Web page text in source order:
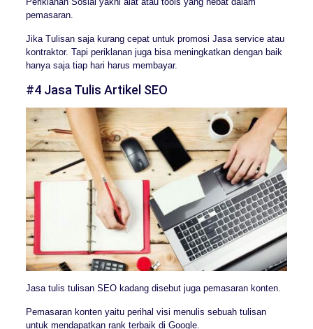
pemasaran.
Jika Tulisan saja kurang cepat untuk promosi Jasa service atau
kontraktor. Tapi periklanan juga bisa meningkatkan dengan baik
hanya saja tiap hari harus membayar.
#4 Jasa Tulis Artikel SEO
Jasa tulis tulisan SEO kadang disebut juga pemasaran konten.
Pemasaran konten yaitu perihal visi menulis sebuah tulisan
untuk mendapatkan rank terbaik di Google.